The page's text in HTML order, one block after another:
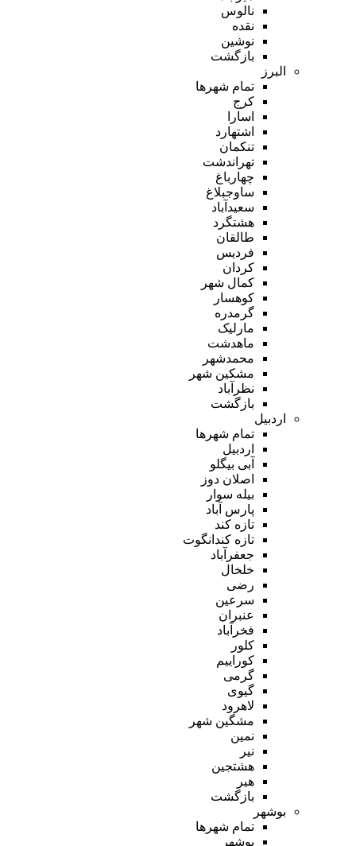
نالوس
نقده
نوشین
بازگشت
البرز
تمام شهر‌ها
کرج
اسارا
اشتهارد
تنکمان
تهراندشت
چهارباغ
ساوجبلاغ
سعیدآباد
هشتگرد
طالقان
فردیس
کردان
کمال شهر
کوهسار
گرمدره
مارلیک
ماهدشت
محمدشهر
مشکین شهر
نظرآباد
بازگشت
اردبیل
تمام شهر‌ها
اردبیل
آبی بیگلو
اصلان دوز
بیله سوار
پارس آباد
تازه کند
تازه کندانگوت
جعفرآباد
خلخال
رضی
سرعین
عنبران
فخرآباد
کلور
کوراییم
گرمی
گیوی
لاهرود
مشگین شهر
نمین
نیر
هشتجین
هیر
بازگشت
بوشهر
تمام شهر‌ها
بوشهر